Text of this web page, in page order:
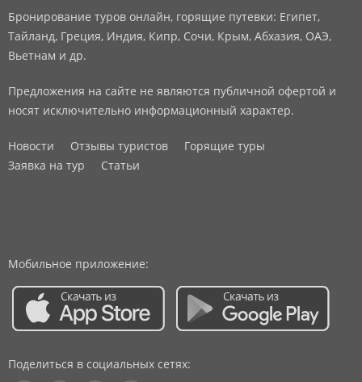
Бронирование туров онлайн, горящие путевки: Египет,
Тайланд, Греция, Индия, Кипр, Сочи, Крым, Абхазия, ОАЭ,
Вьетнам и др.
Предложения на сайте не являются публичной офертой и
носят исключительно информационный характер.
Новости Отзывы туристов
Горящие туры
Заявка на тур
Статьи
Мобильное приложение:
Поделиться в социальных сетях: